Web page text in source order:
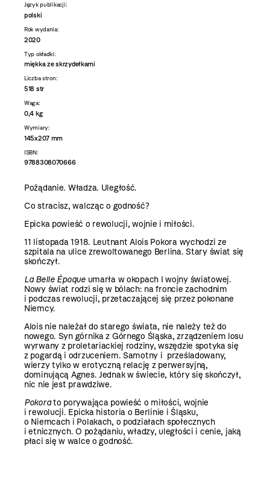
Język publikacji:
polski
Rok wydania:
2020
Typ okładki:
miękka ze skrzydełkami
Liczba stron:
518 str
Waga:
0,4 kg
Wymiary:
145x207 mm
ISBN:
9788308070666
Pożądanie. Władza. Uległość.
Co stracisz, walcząc o godność?
Epicka powieść o rewolucji, wojnie i miłości.
11 listopada 1918. Leutnant Alois Pokora wychodzi ze
szpitala na ulice zrewoltowanego Berlina. Stary świat się
skończył.
La Belle Époque umarła w okopach I wojny światowej.
Nowy świat rodzi się w bólach: na froncie zachodnim
i podczas rewolucji, przetaczającej się przez pokonane
Niemcy.
Alois nie należał do starego świata, nie należy też do
nowego. Syn górnika z Górnego Śląska, zrządzeniem losu
wyrwany z proletariackiej rodziny, wszędzie spotyka się
z pogardą i odrzuceniem. Samotny i prześladowany,
wierzy tylko w erotyczną relację z perwersyjną,
dominującą Agnes. Jednak w świecie, który się skończył,
nic nie jest prawdziwe.
Pokorato porywająca powieść o miłości, wojnie
i rewolucji. Epicka historia o Berlinie i Śląsku,
o Niemcach i Polakach, o podziałach społecznych
i etnicznych. O pożądaniu, władzy, uległości i cenie, jaką
płaci się w walce o godność.